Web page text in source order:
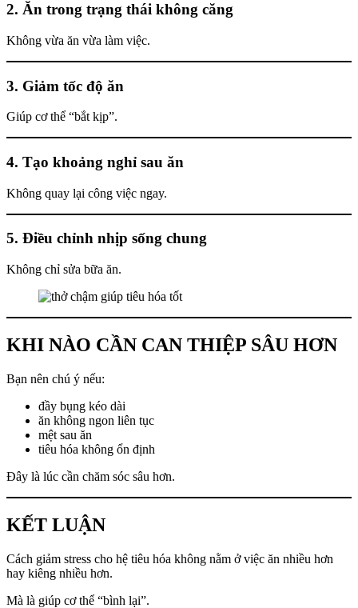
2. Ăn trong trạng thái không căng
Không vừa ăn vừa làm việc.
3. Giảm tốc độ ăn
Giúp cơ thể “bắt kịp”.
4. Tạo khoảng nghỉ sau ăn
Không quay lại công việc ngay.
5. Điều chỉnh nhịp sống chung
Không chỉ sửa bữa ăn.
KHI NÀO CẦN CAN THIỆP SÂU HƠN
Bạn nên chú ý nếu:
đầy bụng kéo dài
ăn không ngon liên tục
mệt sau ăn
tiêu hóa không ổn định
Đây là lúc cần chăm sóc sâu hơn.
KẾT LUẬN
Cách giảm stress cho hệ tiêu hóa không nằm ở việc ăn nhiều hơn
hay kiêng nhiều hơn.
Mà là giúp cơ thể “bình lại”.